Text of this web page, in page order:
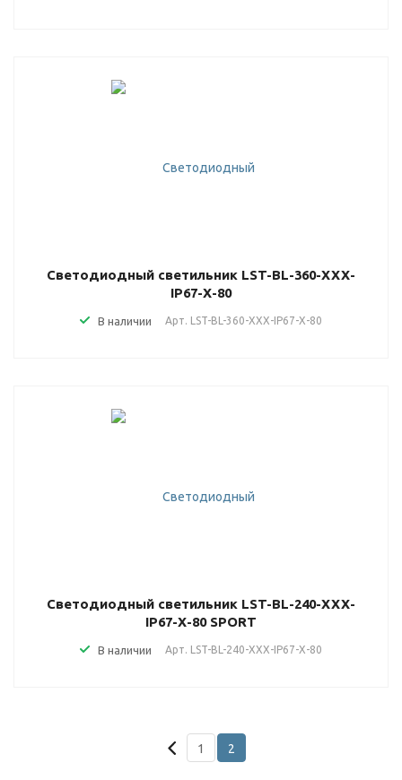
Светодиодный светильник LST-BL-360-XXX-
IP67-X-80
В наличии Арт. LST-BL-360-XXX-IP67-X-80
Светодиодный светильник LST-BL-240-XXX-
IP67-X-80 SPORT
В наличии Арт. LST-BL-240-XXX-IP67-X-80
1 2